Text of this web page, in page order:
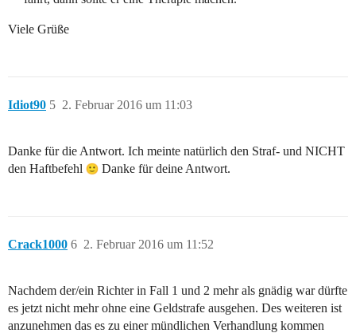
Viele Grüße
Idiot90 2. Februar 2016 um 11:03
5
Danke für die Antwort. Ich meinte natürlich den Straf- und NICHT
den Haftbefehl
Danke für deine Antwort.
Crack1000 2. Februar 2016 um 11:52
6
Nachdem der/ein Richter in Fall 1 und 2 mehr als gnädig war dürfte
es jetzt nicht mehr ohne eine Geldstrafe ausgehen. Des weiteren ist
anzunehmen das es zu einer mündlichen Verhandlung kommen